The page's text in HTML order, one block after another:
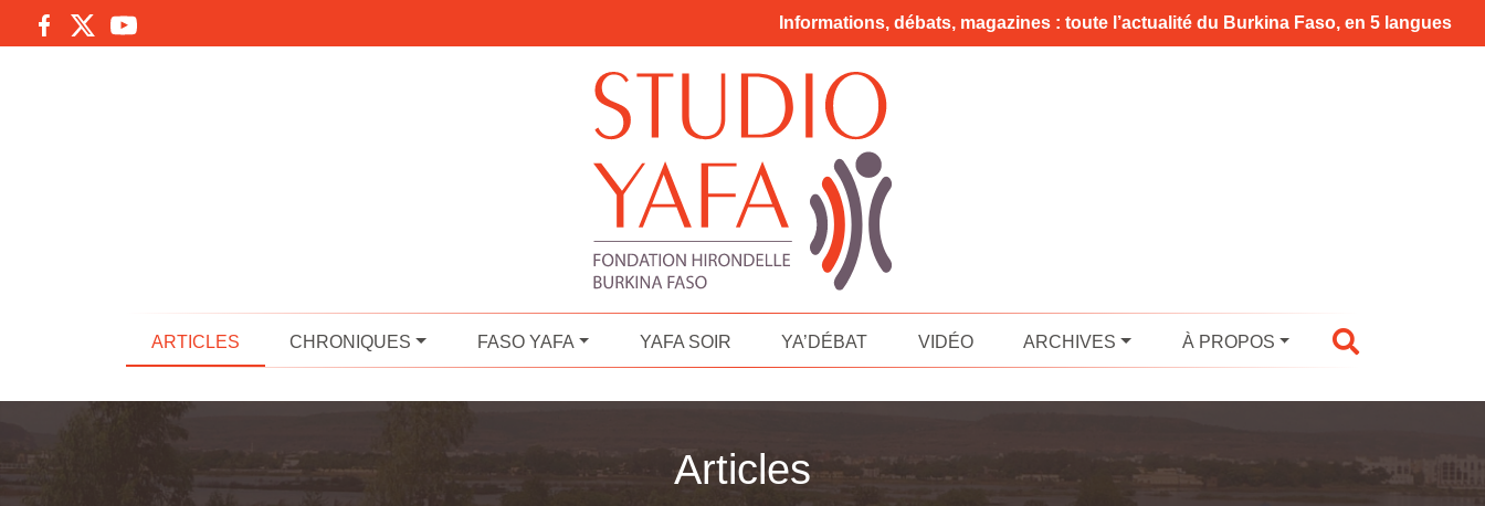
Informations, débats, magazines : toute l’actualité du Burkina Faso, en 5 langues
ARTICLES CHRONIQUES FASO YAFA YAFA SOIR YA’DÉBAT VIDÉO ARCHIVES À PROPOS
Articles